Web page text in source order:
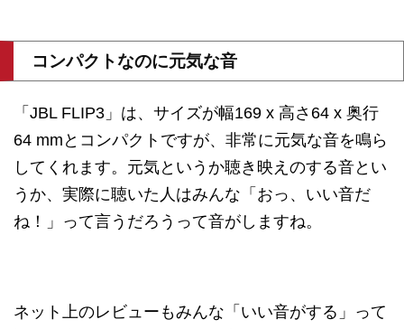
コンパクトなのに元気な音
「JBL FLIP3」は、サイズが幅169 x 高さ64 x 奥行
64 mmとコンパクトですが、非常に元気な音を鳴ら
してくれます。元気というか聴き映えのする音とい
うか、実際に聴いた人はみんな「おっ、いい音だ
ね！」って言うだろうって音がしますね。
ネット上のレビューもみんな「いい音がする」って